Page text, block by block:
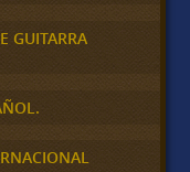
GUITARRA